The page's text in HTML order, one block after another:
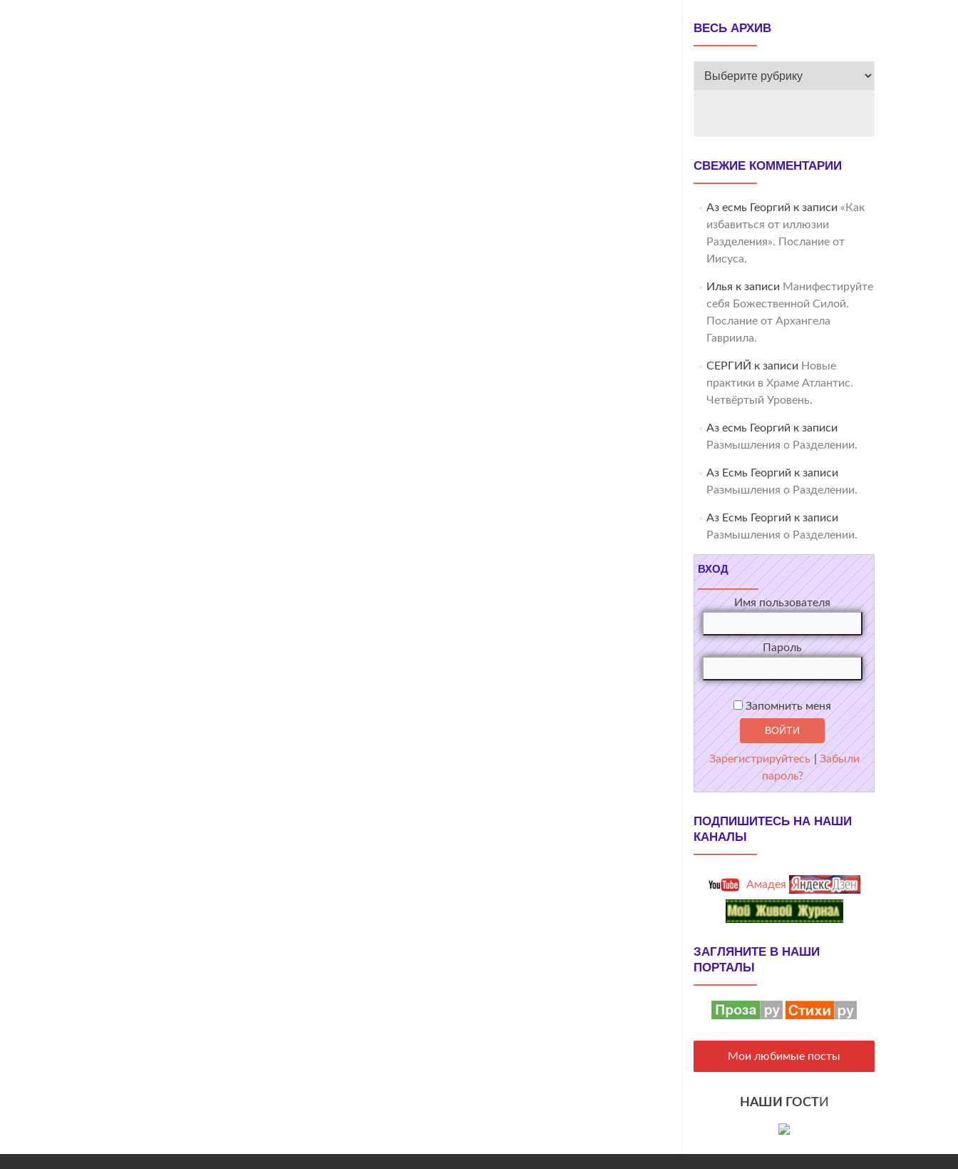
ВЕСЬ АРХИВ
ВЕСЬ
СВЕЖИЕ КОММЕНТАРИИ
Аз есмь Георгий к записи «Как
избавиться от иллюзии
Разделения». Послание от
Иисуса.
Илья к записи Манифестируйте
себя Божественной Силой.
Послание от Архангела
Гавриила.
СЕРГИЙ к записи Новые
практики в Храме Атлантис.
Четвёртый Уровень.
Аз есмь Георгий к записи
Размышления о Разделении.
Аз Есмь Георгий к записи
Размышления о Разделении.
Аз Есмь Георгий к записи
Размышления о Разделении.
ВХОД
Имя пользователя
Пароль
Запомнить меня
Зарегистрируйтесь | Забыли
пароль?
ПОДПИШИТЕСЬ НА НАШИ
КАНАЛЫ
Амадея
ЗАГЛЯНИТЕ В НАШИ
ПОРТАЛЫ
Мои любимые посты
НАШИ ГОСТИ